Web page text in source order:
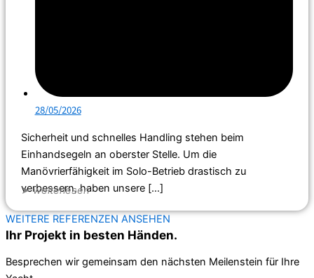
28/05/2026
Sicherheit und schnelles Handling stehen beim
Einhandsegeln an oberster Stelle. Um die
Manövrierfähigkeit im Solo-Betrieb drastisch zu
verbessern, haben unsere […]
➤weiterlesen
WEITERE REFERENZEN ANSEHEN
Ihr Projekt in besten Händen.
Besprechen wir gemeinsam den nächsten Meilenstein für Ihre